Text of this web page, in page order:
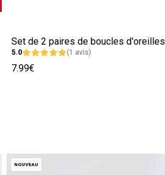
Set de 2 paires de boucles d'oreilles
5.0 (1 avis)
7.99€